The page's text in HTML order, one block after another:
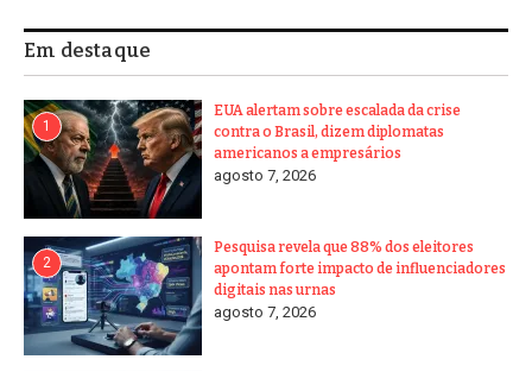
Em destaque
1
EUA alertam sobre escalada da crise
contra o Brasil, dizem diplomatas
americanos a empresários
agosto 7, 2026
2
Pesquisa revela que 88% dos eleitores
apontam forte impacto de influenciadores
digitais nas urnas
agosto 7, 2026